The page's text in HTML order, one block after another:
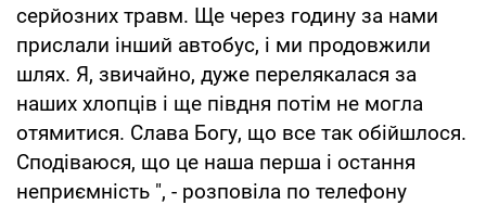
серйозних травм. Ще через годину за нами
прислали інший автобус, і ми продовжили
шлях. Я, звичайно, дуже перелякалася за
наших хлопців і ще півдня потім не могла
отямитися. Слава Богу, що все так обійшлося.
Сподіваюся, що це наша перша і остання
неприємність ", - розповіла по телефону